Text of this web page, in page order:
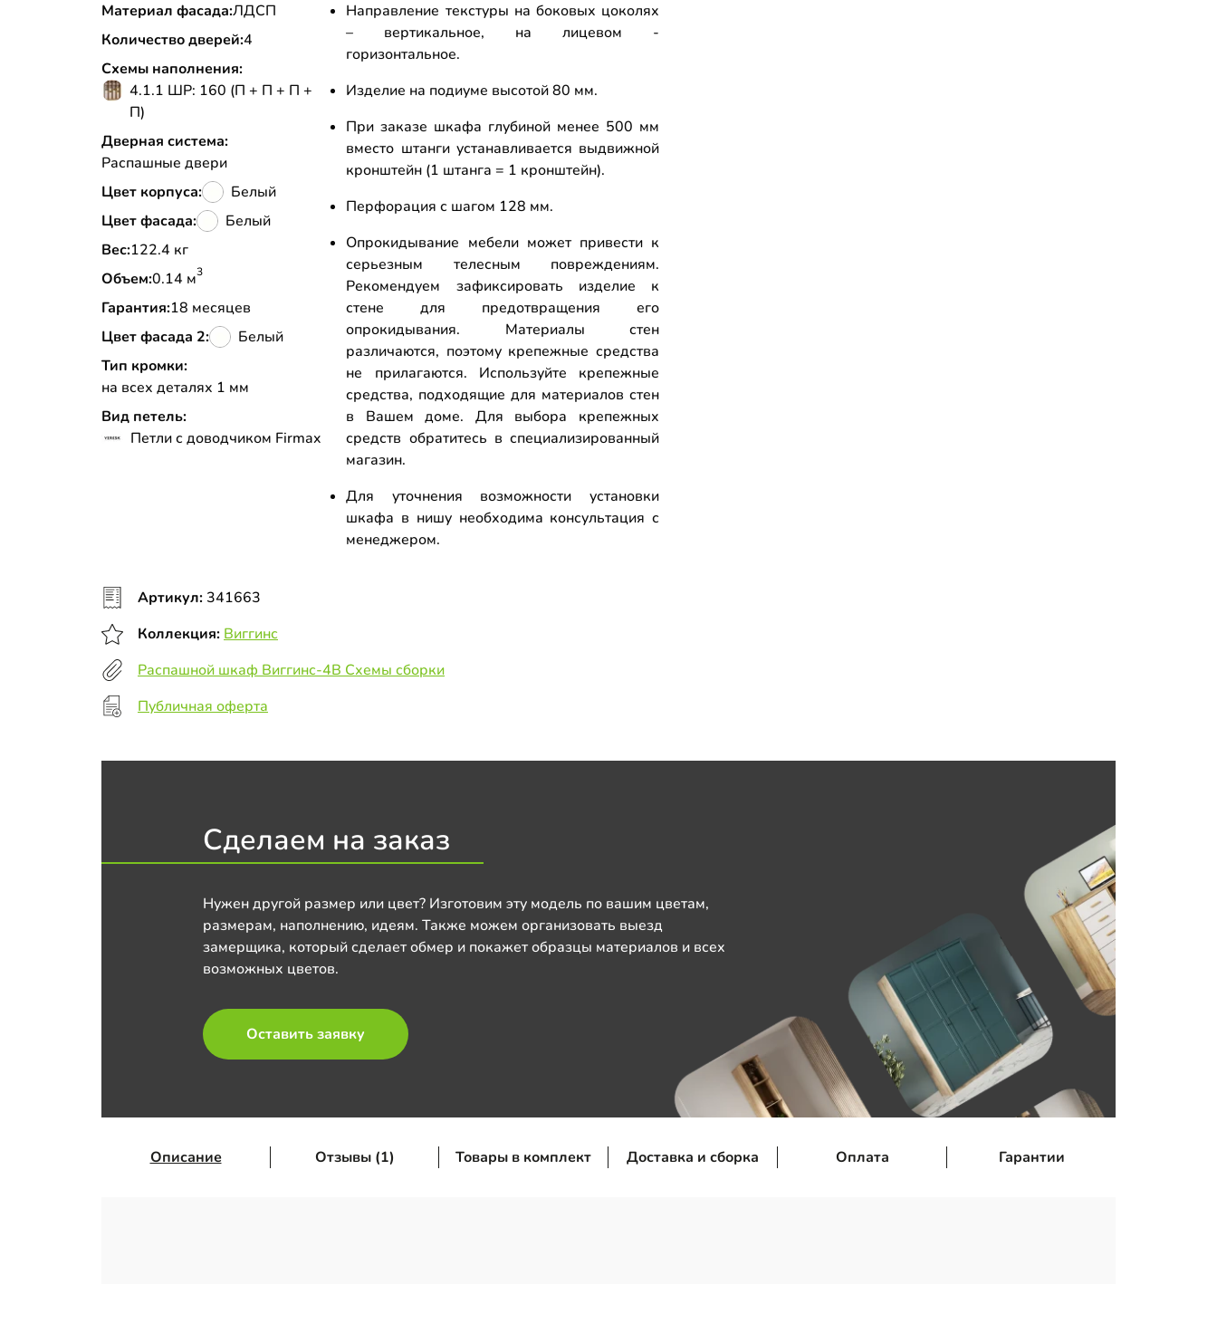
Материал фасада:ЛДСП
Количество дверей:4
Схемы наполнения:
4.1.1 ШР: 160 (П + П + П +
П)
Дверная система:
Распашные двери
Цвет корпуса:
Белый
Цвет фасада:
Белый
Вес:
122.4 кг
Объем:
0.14 м3
Гарантия:18 месяцев
Цвет фасада 2:
Белый
Тип кромки:
на всех деталях 1 мм
Вид петель:
Петли с доводчиком Firmax
Направление текстуры на боковых цоколях
– вертикальное, на лицевом -
горизонтальное.
Изделие на подиуме высотой 80 мм.
При заказе шкафа глубиной менее 500 мм
вместо штанги устанавливается выдвижной
кронштейн (1 штанга = 1 кронштейн).
Перфорация с шагом 128 мм.
Опрокидывание мебели может привести к
серьезным телесным повреждениям.
Рекомендуем зафиксировать изделие к
стене для предотвращения его
опрокидывания. Материалы стен
различаются, поэтому крепежные средства
не прилагаются. Используйте крепежные
средства, подходящие для материалов стен
в Вашем доме. Для выбора крепежных
средств обратитесь в специализированный
магазин.
Для уточнения возможности установки
шкафа в нишу необходима консультация с
менеджером.
Артикул: 341663
Коллекция: Виггинс
Распашной шкаф Виггинс-4В Схемы сборки
Публичная оферта
Сделаем на заказ
Нужен другой размер или цвет? Изготовим эту модель по вашим цветам,
размерам, наполнению, идеям. Также можем организовать выезд
замерщика, который сделает обмер и покажет образцы материалов и всех
возможных цветов.
Оставить заявку
Описание Отзывы (1) Товары в комплект Доставка и сборка Оплата Гарантии